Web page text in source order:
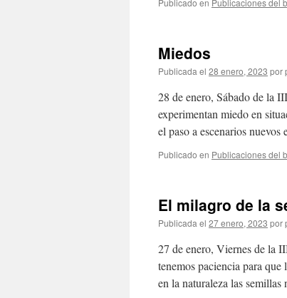
Publicado en Publicaciones del
Miedos
Publicada el 28 enero, 2023 por
28 de enero, Sábado de la
experimentan miedo en
el paso a escenarios
Publicado en Publicaciones del
El milagro de la
Publicada el 27 enero, 2023 por
27 de enero, Viernes de la
tenemos paciencia para
en la naturaleza las